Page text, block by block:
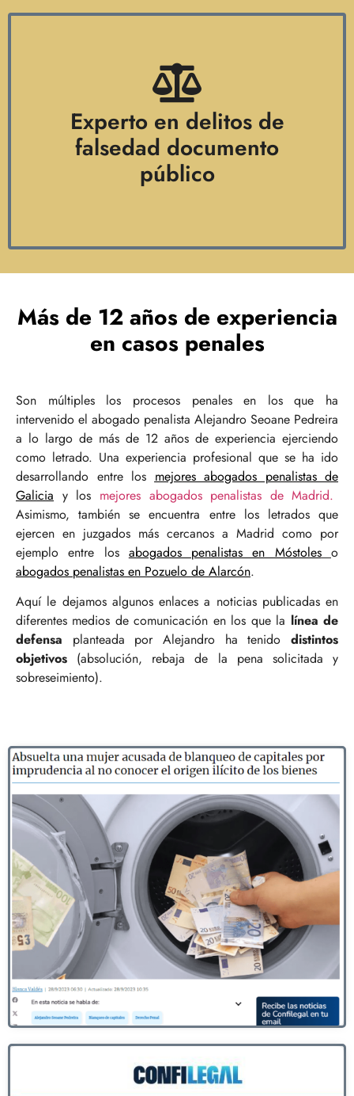
Experto en delitos de
falsedad documento
público
Más de 12 años de experiencia
en casos penales
Son múltiples los procesos penales en los que ha
intervenido el abogado penalista Alejandro Seoane Pedreira
a lo largo de más de 12 años de experiencia ejerciendo
como letrado. Una experiencia profesional que se ha ido
desarrollando entre los mejores abogados penalistas de
Galicia y los mejores abogados penalistas de Madrid.
Asimismo, también se encuentra entre los letrados que
ejercen en juzgados más cercanos a Madrid como por
ejemplo entre los abogados penalistas en Móstoles o
abogados penalistas en Pozuelo de Alarcón.
Aquí le dejamos algunos enlaces a noticias publicadas en
diferentes medios de comunicación en los que la línea de
defensa planteada por Alejandro ha tenido distintos
objetivos (absolución, rebaja de la pena solicitada y
sobreseimiento).